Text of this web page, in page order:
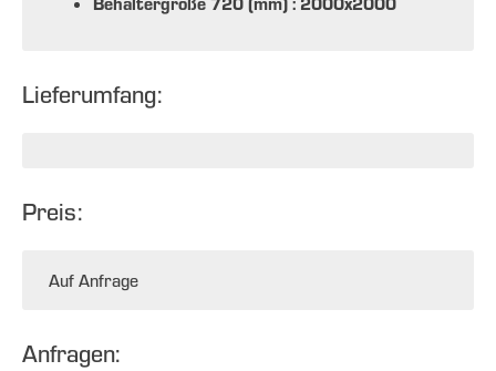
Lieferumfang:
Preis:
Auf Anfrage
Anfragen: